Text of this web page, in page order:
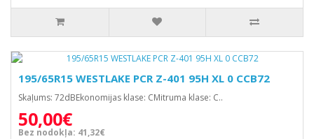
195/65R15 WESTLAKE PCR Z-401 95H XL 0 CCB72
Skaļums: 72dBEkonomijas klase: CMitruma klase: C..
50,00€
Bez nodokļa: 41,32€